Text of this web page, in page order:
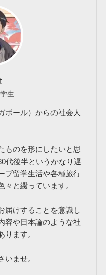
生
ポール）からの社会人
ものを形にしたいと思
代後半というかなり遅
ブ留学生活や各種旅行
と綴っています。
届けすることを意識し
容や日本論のような社
ます。
いませ。